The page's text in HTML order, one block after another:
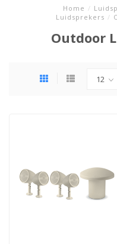
Home /
Luidsprekers /
Outdoor